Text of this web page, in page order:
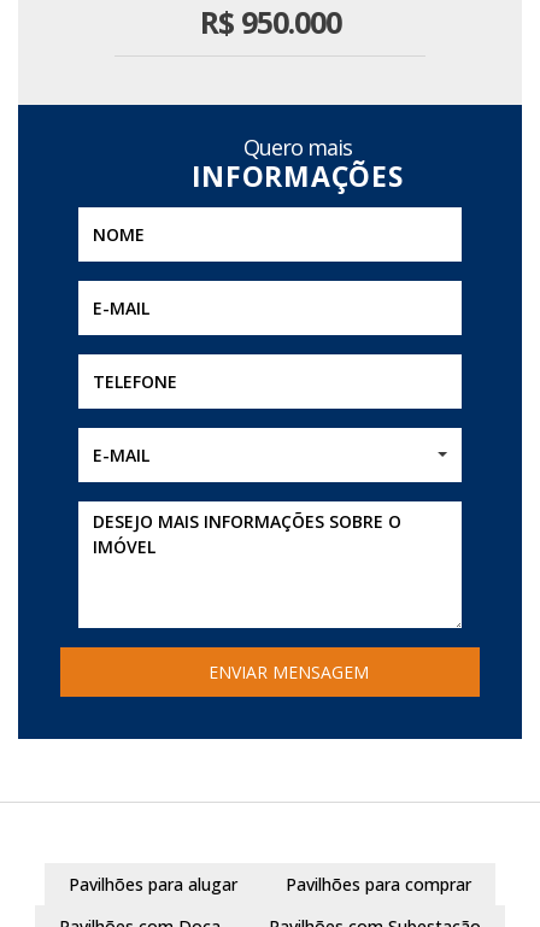
R$950.000
Quero mais
E-MAIL
Pavilhões para alugar
Pavilhões para comprar